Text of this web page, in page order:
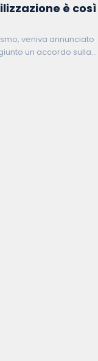
è così
veniva annunciato
un accordo sulla
serbo Aleksandar